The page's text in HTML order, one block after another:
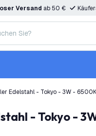
Versand ab 50 €
Edelstahl - Tokyo - 3W -
- Tokyo -